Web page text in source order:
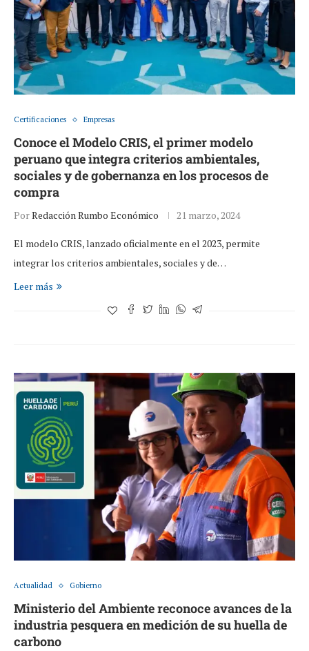
Certificaciones Empresas
Conoce el Modelo CRIS, el primer modelo
peruano que integra criterios ambientales,
sociales y de gobernanza en los procesos de
compra
PorRedacción Rumbo Económico 21 marzo, 2024
El modelo CRIS, lanzado oficialmente en el 2023, permite
integrar los criterios ambientales, sociales y de…
Leer más
Actualidad Gobierno
Ministerio del Ambiente reconoce avances de la
industria pesquera en medición de su huella de
carbono